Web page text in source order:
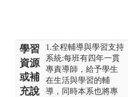
學習
資源
或補
充說
1.全程輔導與學習支持
系統:每班有四年一貫
專責導師，給予學生
在生活與學習的輔
導，同時本系也將專